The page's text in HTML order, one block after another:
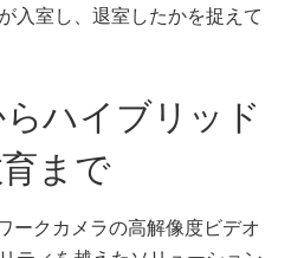
入室し、退室したかを捉えて
ハイブリッド
まで
ークカメラの高解像度ビデオ